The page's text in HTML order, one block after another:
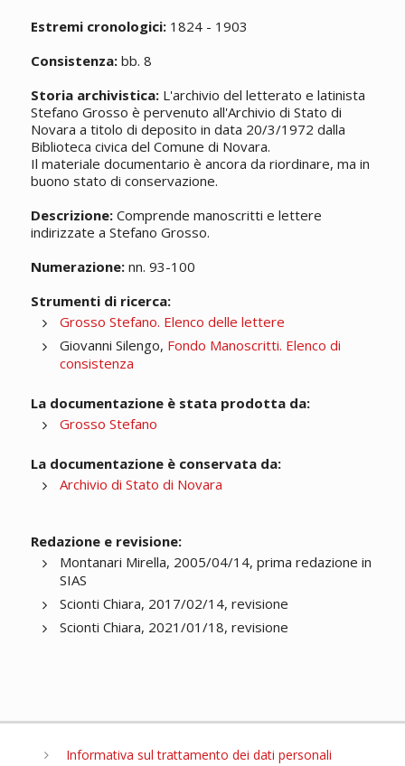
Estremi cronologici:1824 - 1903
Consistenza:bb. 8
Storia archivistica:L'archivio del letterato e latinista
Stefano Grosso è pervenuto all'Archivio di Stato di
Novara a titolo di deposito in data 20/3/1972 dalla
Biblioteca civica del Comune di Novara.
Il materiale documentario è ancora da riordinare, ma in
buono stato di conservazione.
Descrizione:Comprende manoscritti e lettere
indirizzate a Stefano Grosso.
Numerazione:nn. 93-100
Strumenti di ricerca:
Grosso Stefano. Elenco delle lettere
Giovanni Silengo, Fondo Manoscritti. Elenco di
consistenza
La documentazione è stata prodotta da:
Grosso Stefano
La documentazione è conservata da:
Archivio di Stato di Novara
Redazione e revisione:
Montanari Mirella, 2005/04/14, prima redazione in
SIAS
Scionti Chiara, 2017/02/14, revisione
Scionti Chiara, 2021/01/18, revisione
Informativa sul trattamento dei dati personali